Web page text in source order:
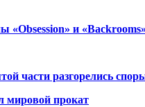
и
части разгорелись
мировой прокат